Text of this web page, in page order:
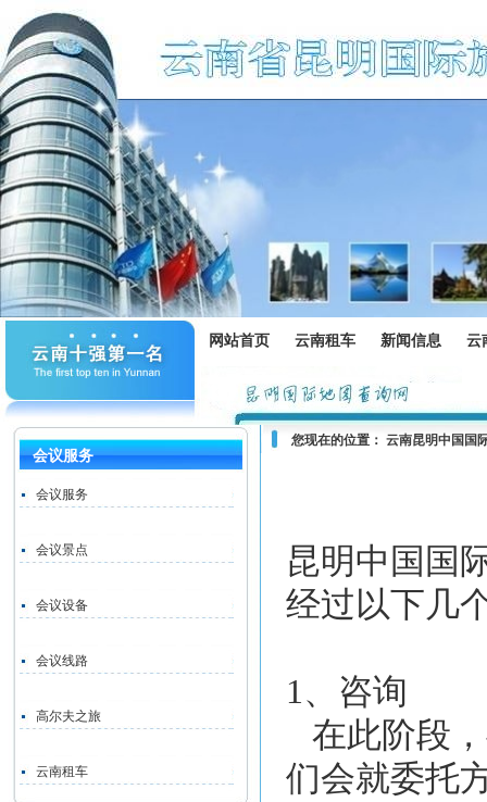
网站首页 云南租车 新闻信息 云
会议服务
会议服务
会议景点
会议设备
会议线路
高尔夫之旅
云南租车
您现在的位置： 云南昆明中国国
昆明中国国
经过以下几
1、咨询
在此阶段
们会就委托